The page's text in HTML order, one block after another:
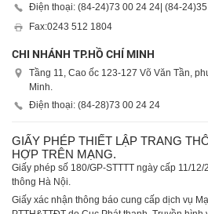
Điện thoại: (84-24)73 00 24 24| (84-24)
Fax:0243 512 1804
CHI NHÁNH TP.HỒ CHÍ MINH
Tầng 11, Cao ốc 123-127 Võ Văn Tần,
Minh.
Điện thoại: (84-28)73 00 24 24
GIẤY PHÉP THIẾT LẬP TRANG
HỢP TRÊN MẠNG.
Giấy phép số 180/GP-STTTT ngày cấp 11/
thông Hà Nội.
Giấy xác nhận thông báo cung cấp dịch vụ